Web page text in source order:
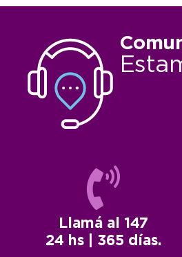
Llamá al 147
24 hs | 365 días.